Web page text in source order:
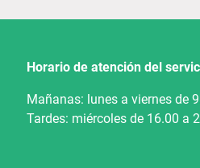
Horario de atención del
Mañanas: lunes a viernes de
Tardes: miércoles de 16.00 a